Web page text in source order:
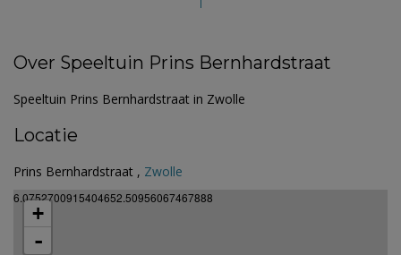
Over Speeltuin Prins Bernhardstraat
Speeltuin Prins Bernhardstraat in Zwolle
Locatie
Prins Bernhardstraat , Zwolle
6.0752700915404652.50956067467888
+
-